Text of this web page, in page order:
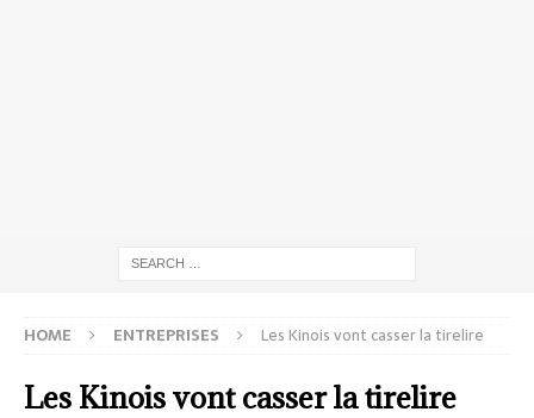
HOME ENTREPRISES Les Kinois vont casser la tirelire
Les Kinois vont casser la tirelire